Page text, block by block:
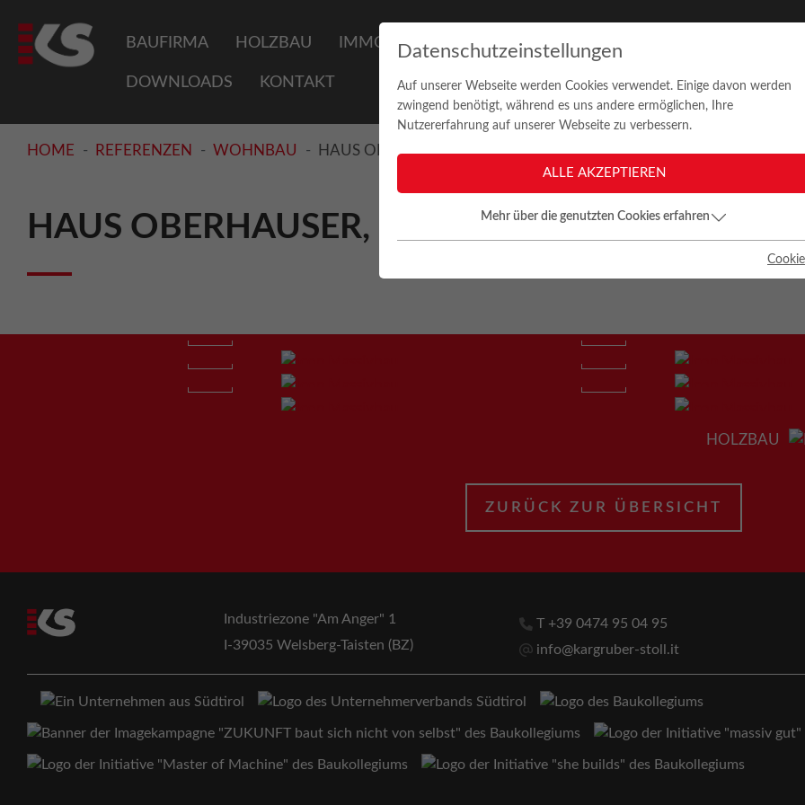
BAUFIRMA HOLZBAU IMMOBILIEN REFERENZEN
DOWNLOADS KONTAKT
HOME REFERENZEN WOHNBAU HAUS OBERHAUSER
HAUS OBERHAUSER, LUNS
HOLZBAU
ZURÜCK ZUR ÜBERSICHT
Industriezone "Am Anger" 1
I-39035 Welsberg-Taisten (BZ)
T +39 0474 95 04 95
info@kargruber-stoll.it
Datenschutzeinstellungen
Auf unserer Webseite werden Cookies verwendet. Einige davon werden
zwingend benötigt, während es uns andere ermöglichen, Ihre
Nutzererfahrung auf unserer Webseite zu verbessern.
ALLE AKZEPTIEREN
Mehr über die genutzten Cookies erfahren